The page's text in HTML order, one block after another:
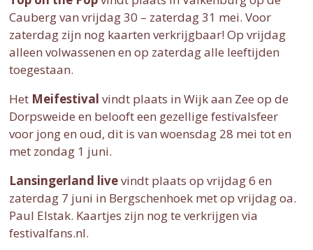
Cauberg van vrijdag 30 – zaterdag 31 mei. Voor
zaterdag zijn nog kaarten verkrijgbaar! Op vrijdag
alleen volwassenen en op zaterdag alle leeftijden
toegestaan.
Het Meifestival vindt plaats in Wijk aan Zee op de
Dorpsweide en belooft een gezellige festivalsfeer
voor jong en oud, dit is van woensdag 28 mei tot en
met zondag 1 juni.
Lansingerland livevindt plaats op vrijdag 6 en
zaterdag 7 juni in Bergschenhoek met op vrijdag oa.
Paul Elstak. Kaartjes zijn nog te verkrijgen via
festivalfans.nl.